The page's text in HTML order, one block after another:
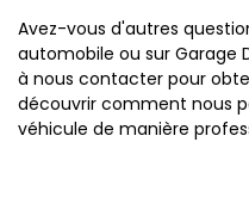
Avez-vous d'autres
automobile ou sur Garage
à nous contacter pour
découvrir comment nous
véhicule de manière